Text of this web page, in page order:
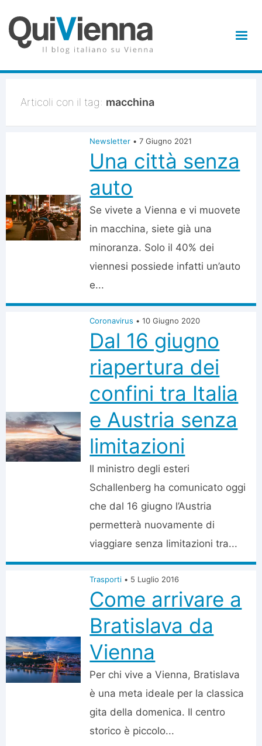
Articoli con il tag: macchina
Newsletter • 7 Giugno 2021
Una città senza
auto
Se vivete a Vienna e vi muovete
in macchina, siete già una
minoranza. Solo il 40% dei
viennesi possiede infatti un’auto
e...
Coronavirus • 10 Giugno 2020
Dal 16 giugno
riapertura dei
confini tra Italia
e Austria senza
limitazioni
Il ministro degli esteri
Schallenberg ha comunicato oggi
che dal 16 giugno l’Austria
permetterà nuovamente di
viaggiare senza limitazioni tra...
Trasporti • 5 Luglio 2016
Come arrivare a
Bratislava da
Vienna
Per chi vive a Vienna, Bratislava
è una meta ideale per la classica
gita della domenica. Il centro
storico è piccolo...